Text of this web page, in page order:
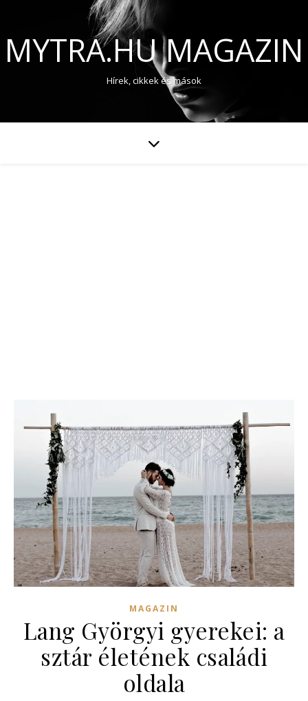
MYTRA.HU MAGAZIN
Hírek, cikkek és mások
MAGAZIN
Lang Györgyi gyerekei: a
sztár életének családi
oldala